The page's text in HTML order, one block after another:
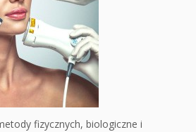
fizycznych, biologiczne i